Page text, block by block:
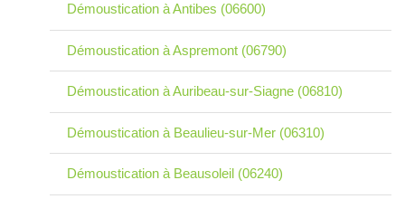
Démoustication à Antibes (06600)
Démoustication à Aspremont (06790)
Démoustication à Auribeau-sur-Siagne (06810)
Démoustication à Beaulieu-sur-Mer (06310)
Démoustication à Beausoleil (06240)